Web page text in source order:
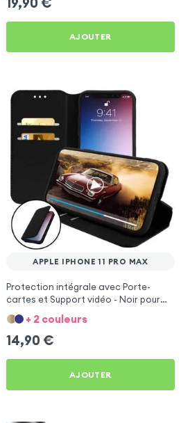
AJOUTER
APPLE IPHONE 11 PRO MAX
Protection intégrale avec Porte-
cartes et Support vidéo - Noir pour
Apple iPhone 11 Pro Max
+ 2 couleurs
14,90 €
AJOUTER